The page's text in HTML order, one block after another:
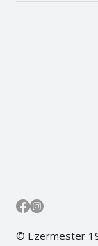
© Ezermester